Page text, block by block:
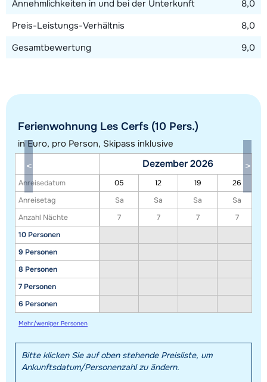
Alle Unterkünfte in diesem Gebiet anzeigen
Diese Karte zeigt eine Indikation der Lage unserer Unterkünfte. Die genaue
Lage kann jedoch abweichen.
Annehmlichkeiten in und bei der Unterkunft
8,0
Preis-Leistungs-Verhältnis
8,0
Gesamtbewertung
9,0
Ferienwohnung Les Cerfs (10 Pers.)
in Euro, pro Person, Skipass inklusive
Anreisedatum
Anreisetag
Anzahl Nächte
10 Personen
9 Personen
8 Personen
7 Personen
6 Personen
Dezember 2026
05 12 19
26
Sa
Sa Sa
Sa
7
7 7 7
Mehr/weniger Personen
Bitte klicken Sie auf oben stehende Preisliste, um
Ankunftsdatum/Personenzahl zu ändern.